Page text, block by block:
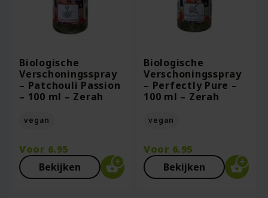
Biologische
Verschoningsspray
– Patchouli Passion
– 100 ml – Zerah
vegan
Voor 6.95
Bekijken
Biologische
Verschoningsspray
– Perfectly Pure –
100 ml – Zerah
vegan
Voor 6.95
Bekijken